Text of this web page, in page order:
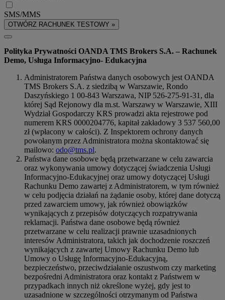
SMS/MMS
OTWÓRZ RACHUNEK TESTOWY »
Polityka Prywatności OANDA TMS Brokers S.A. – Rachunek
Demo, Usługa Informacyjno- Edukacyjna
Administratorem Państwa danych osobowych jest OANDA
TMS Brokers S.A. z siedzibą w Warszawie, Rondo
Daszyńskiego 1 00-843 Warszawa, NIP 526-275-91-31, dla
której Sąd Rejonowy dla m.st. Warszawy w Warszawie, XIII
Wydział Gospodarczy KRS prowadzi akta rejestrowe pod
numerem KRS 0000204776, kapitał zakładowy 3 537 560,00
zł (wpłacony w całości). Z Inspektorem ochrony danych
powołanym przez Administratora można skontaktować się
mailowo: odo@tms.pl.
Państwa dane osobowe będą przetwarzane w celu zawarcia
oraz wykonywania umowy dotyczącej świadczenia Usługi
Informacyjno-Edukacyjnej oraz umowy dotyczącej Usługi
Rachunku Demo zawartej z Administratorem, w tym również
w celu podjęcia działań na żądanie osoby, której dane dotyczą
przed zawarciem umowy, jak również obowiązków
wynikających z przepisów dotyczących rozpatrywania
reklamacji. Państwa dane osobowe będą również
przetwarzane w celu realizacji prawnie uzasadnionych
interesów Administratora, takich jak dochodzenie roszczeń
wynikających z zawartej Umowy Rachunku Demo lub
Umowy o Usługę Informacyjno-Edukacyjną,
bezpieczeństwo, przeciwdziałanie oszustwom czy marketing
bezpośredni Administratora oraz kontakt z Państwem w
przypadkach innych niż określone wyżej, gdy jest to
uzasadnione w szczególności otrzymanym od Państwa